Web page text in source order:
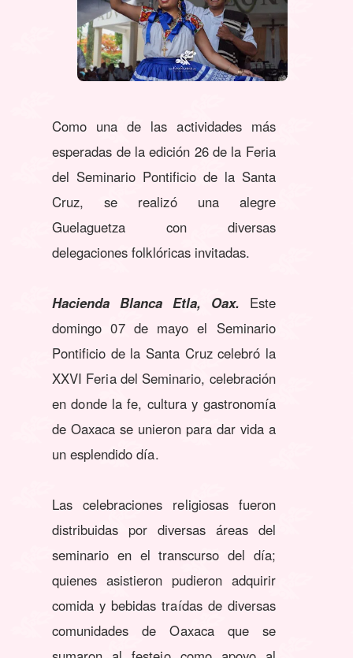
Como una de las actividades más
esperadas de la edición 26 de la Feria
del Seminario Pontificio de la Santa
Cruz, se realizó una alegre
Guelaguetza con diversas
delegaciones folklóricas invitadas.
Hacienda Blanca Etla, Oax. Este
domingo 07 de mayo el Seminario
Pontificio de la Santa Cruz celebró la
XXVI Feria del Seminario, celebración
en donde la fe, cultura y gastronomía
de Oaxaca se unieron para dar vida a
un esplendido día.
Las celebraciones religiosas fueron
distribuidas por diversas áreas del
seminario en el transcurso del día;
quienes asistieron pudieron adquirir
comida y bebidas traídas de diversas
comunidades de Oaxaca que se